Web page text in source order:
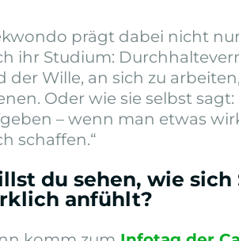
prägt dabei nicht
ihr Studium:
der Wille, an sich zu
Oder wie sie selbst
– wenn man etwas
schaffen.“
du sehen, wie
anfühlt?